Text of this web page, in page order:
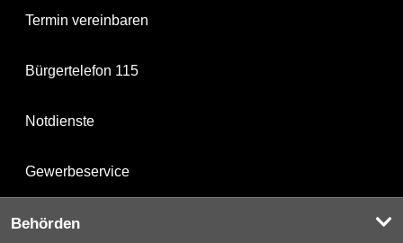
Termin vereinbaren
Bürgertelefon 115
Notdienste
Gewerbeservice
Behörden